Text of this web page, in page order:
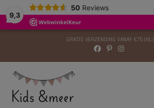
9,3
50 Reviews
GRATIS VERZENDING VANAF €75 (NL)